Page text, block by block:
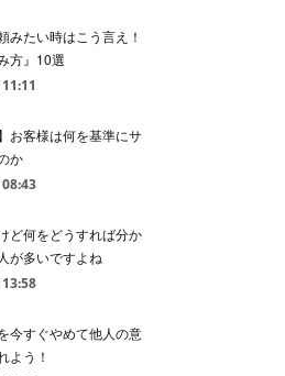
みたい時はこう言え！
方』10選
お客様は何を基準にサ
か
ど何をどうすれば分か
が多いですよね
今すぐやめて他人の意
よう！